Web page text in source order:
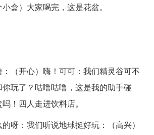
盒）大家喝完，这是花盆。
：（开心）嗨！可可：我们精灵谷可不
玩了？咕噜咕噜，这是我的助手碰
！四人走进饮料店。
呀：我们听说地球挺好玩：（高兴）